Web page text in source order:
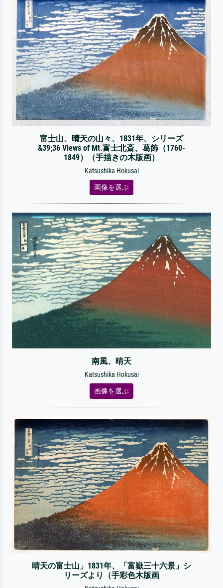
富士山、晴天の山々、1831年、シリーズ
&39;36 Views of Mt.富士北斎、葛飾（1760-
1849）（手描きの木版画）
Katsushika Hokusai
画像を選ぶ
南風、晴天
Katsushika Hokusai
画像を選ぶ
晴天の富士山」1831年、「富嶽三十六景」シ
リーズより（手彩色木版画